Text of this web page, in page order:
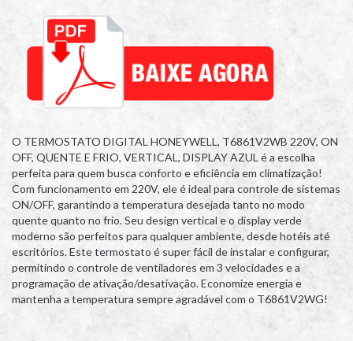
O TERMOSTATO DIGITAL HONEYWELL, T6861V2WB 220V, ON
OFF, QUENTE E FRIO, VERTICAL, DISPLAY AZUL é a escolha
perfeita para quem busca conforto e eficiência em climatização!
Com funcionamento em 220V, ele é ideal para controle de sistemas
ON/OFF, garantindo a temperatura desejada tanto no modo
quente quanto no frio. Seu design vertical e o display verde
moderno são perfeitos para qualquer ambiente, desde hotéis até
escritórios. Este termostato é super fácil de instalar e configurar,
permitindo o controle de ventiladores em 3 velocidades e a
programação de ativação/desativação. Economize energia e
mantenha a temperatura sempre agradável com o T6861V2WG!